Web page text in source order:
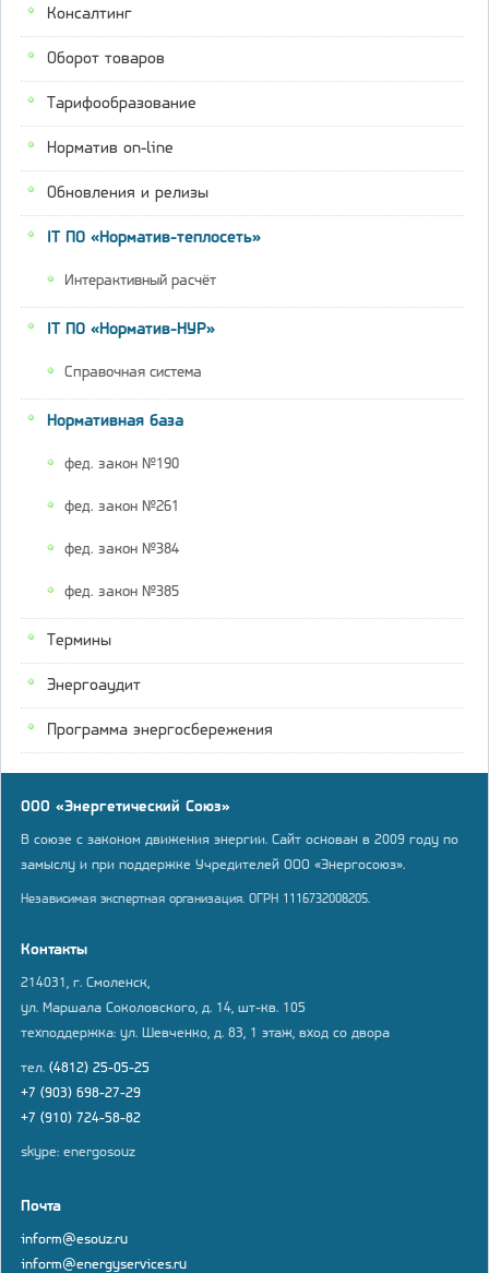
Консалтинг
Оборот товаров
Тарифообразование
Норматив on-line
Обновления и релизы
IT ПО «Норматив-теплосеть»
Интерактивный расчёт
IT ПО «Норматив-НУР»
Справочная система
Нормативная база
фед. закон №190
фед. закон №261
фед. закон №384
фед. закон №385
Термины
Энергоаудит
Программа энергосбережения
ООО «Энергетический Союз»
В союзе с законом движения энергии. Сайт основан в 2009 году по
замыслу и при поддержке Учредителей ООО «Энергосоюз».
Независимая экспертная организация. ОГРН 1116732008205.
Контакты
214031, г. Смоленск,
ул. Маршала Соколовского, д. 14, шт-кв. 105
техподдержка: ул. Шевченко, д. 83, 1 этаж, вход со двора
тел. (4812) 25-05-25
+7 (903) 698-27-29
+7 (910) 724-58-82
skype: energosouz
Почта
inform@esouz.ru
inform@energyservices.ru